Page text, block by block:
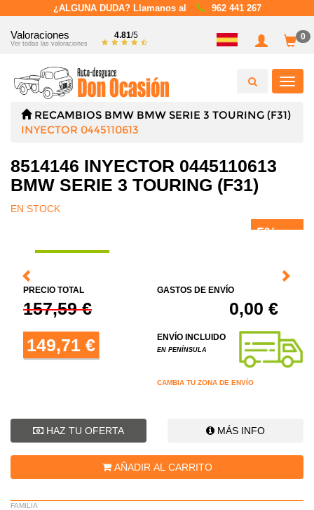
¿ALGUNA DUDA? Llamanos al 962 441 267
Valoraciones
Ver todas las valoraciones
4.81/5 0
RECAMBIOS BMW BMW SERIE 3 TOURING (F31)
INYECTOR 0445110613
8514146 INYECTOR 0445110613
BMW SERIE 3 TOURING (F31)
EN STOCK
5%
PRECIO TOTAL
157,59 €
149,71 €
GASTOS DE ENVÍO
0,00 €
ENVÍO INCLUIDO
EN PENÍNSULA
CAMBIA TU ZONA DE ENVÍO
HAZ TU OFERTA MÁS INFO
AÑADIR AL CARRITO
FAMILIA